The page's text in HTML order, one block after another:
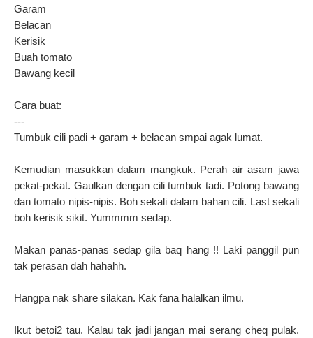
Garam
Belacan
Kerisik
Buah tomato
Bawang kecil
Cara buat:
---
Tumbuk cili padi + garam + belacan smpai agak lumat.
Kemudian masukkan dalam mangkuk. Perah air asam jawa
pekat-pekat. Gaulkan dengan cili tumbuk tadi. Potong bawang
dan tomato nipis-nipis. Boh sekali dalam bahan cili. Last sekali
boh kerisik sikit. Yummmm sedap.
Makan panas-panas sedap gila baq hang !! Laki panggil pun
tak perasan dah hahahh.
Hangpa nak share silakan. Kak fana halalkan ilmu.
Ikut betoi2 tau. Kalau tak jadi jangan mai serang cheq pulak.